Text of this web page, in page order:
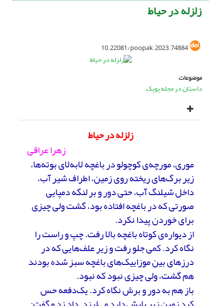
زلزله در حیاط
10.22081/poopak.2023.74884
موضوعات
داستان در مجله پوپک
زلزله در حیاط
زهرا عراقی
موری، مورچه‌ی کوچولو در باغچه لابه‌لای بوته‌ها،
زیر برگ‌های ریخته روی زمین، اطراف شیر آب،
داخل شیلنگ آب، حتی دور و بر لنگه دمپایی
صورتی که در باغچه افتاده بود، گشت ولی چیزی
برای خوردن پیدا نکرد.
از دیواره‌ی کوتاه باغچه بالا رفت. چپ و راست را
نگاه کرد. کمی جلو رفت و زیر علف‌هایی که در
درزهای بین موزاییک‌های باغچه سبز شده بودند
هم گشت، ولی چیزی نبود که نبود.
باز هم به دور و برش نگاه کرد. یک‌دفعه حس